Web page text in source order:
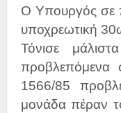
Ο Υπουργός σε
υποχρεωτική
Τόνισε
προβλεπόμενα
1566/85
μονάδα πέραν